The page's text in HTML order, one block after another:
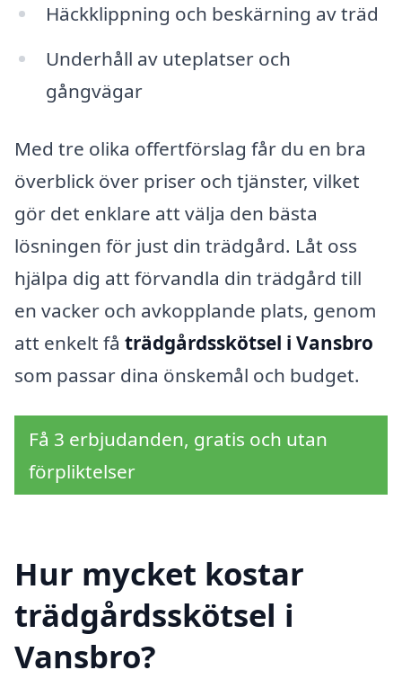
Häckklippning och beskärning av träd
Underhåll av uteplatser och
gångvägar
Med tre olika offertförslag får du en bra
överblick över priser och tjänster, vilket
gör det enklare att välja den bästa
lösningen för just din trädgård. Låt oss
hjälpa dig att förvandla din trädgård till
en vacker och avkopplande plats, genom
att enkelt få trädgårdsskötsel i Vansbro
som passar dina önskemål och budget.
Få 3 erbjudanden, gratis och utan
förpliktelser
Hur mycket kostar
trädgårdsskötsel i
Vansbro?